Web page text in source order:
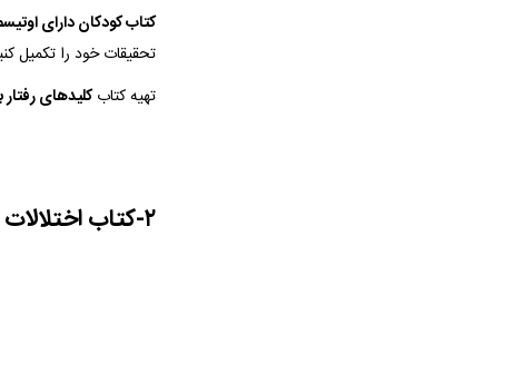
کتاب کودکان دارای
تحقیقات خود را تکمیل
تهیه کتابکلیدهای رفتار
۲-کتاب اختلالات طیف اوتیسم اثر مریم کوشا